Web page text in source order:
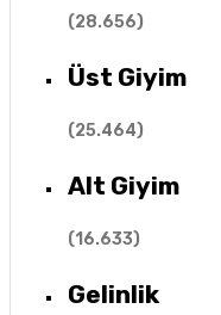
(28.656)
Üst Giyim
(25.464)
Alt Giyim
(16.633)
Gelinlik